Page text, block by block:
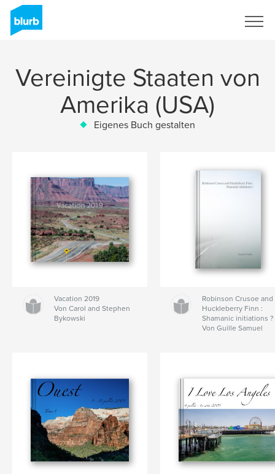
Vereinigte Staaten von
Amerika (USA)
Eigenes Buch gestalten
Vacation 2019
Von Carol and Stephen
Bykowski
Robinson Crusoe and
Huckleberry Finn :
Shamanic initiations ?
Von Guille Samuel